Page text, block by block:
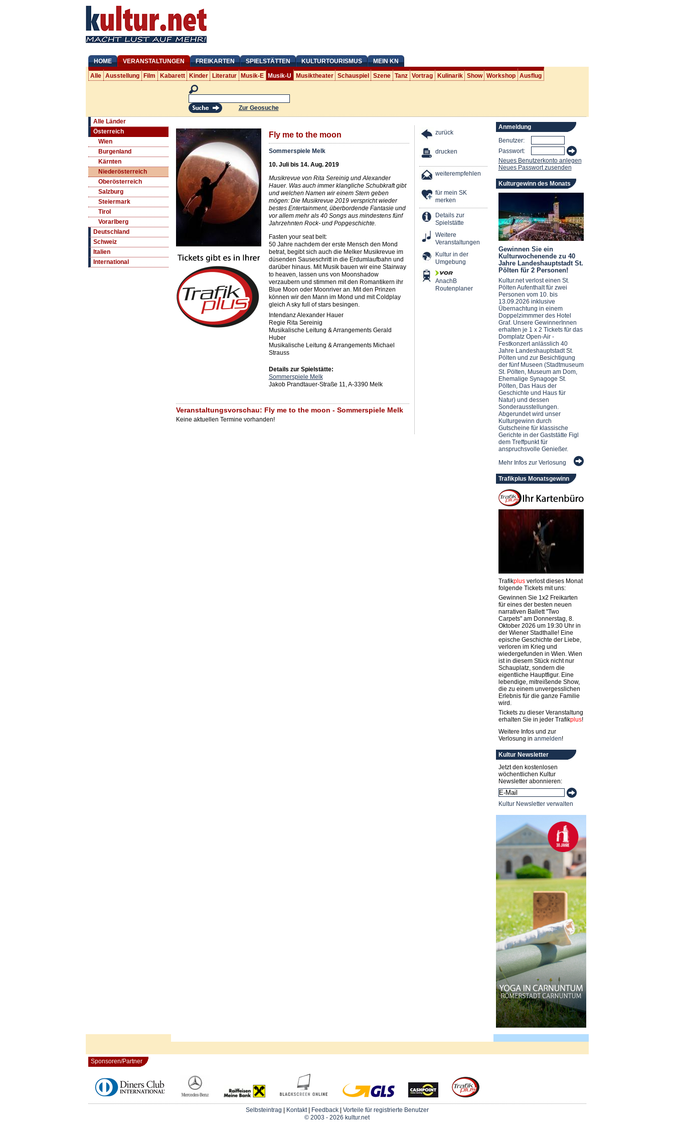
HOME VERANSTALTUNGEN FREIKARTEN SPIELSTÄTTEN KULTURTOURISMUS MEIN KN
Alle Ausstellung Film Kabarett Kinder Literatur Musik-E Musik-U Musiktheater Schauspiel Szene Tanz Vortrag Kulinarik Show Workshop Ausflug
Zur Geosuche
Alle Länder
Österreich
Wien
Burgenland
Kärnten
Niederösterreich
Oberösterreich
Salzburg
Steiermark
Tirol
Vorarlberg
Deutschland
Schweiz
Italien
International
Fly me to the moon
Sommerspiele Melk
10. Juli bis 14. Aug. 2019
Musikrevue von Rita Sereinig und Alexander
Hauer. Was auch immer klangliche Schubkraft gibt
und welchen Namen wir einem Stern geben
mögen: Die Musikrevue 2019 verspricht wieder
bestes Entertainment, überbordende Fantasie und
vor allem mehr als 40 Songs aus mindestens fünf
Jahrzehnten Rock- und Popgeschichte.
Fasten your seat belt:
50 Jahre nachdem der erste Mensch den Mond
betrat, begibt sich auch die Melker Musikrevue im
düsenden Sauseschritt in die Erdumlaufbahn und
darüber hinaus. Mit Musik bauen wir eine Stairway
to heaven, lassen uns von Moonshadow
verzaubern und stimmen mit den Romantikern ihr
Blue Moon oder Moonriver an. Mit den Prinzen
können wir den Mann im Mond und mit Coldplay
gleich A sky full of stars besingen.
Intendanz Alexander Hauer
Regie Rita Sereinig
Musikalische Leitung & Arrangements Gerald
Huber
Musikalische Leitung & Arrangements Michael
Strauss
Details zur Spielstätte:
Sommerspiele Melk
Jakob Prandtauer-Straße 11, A-3390 Melk
Veranstaltungsvorschau: Fly me to the moon - Sommerspiele Melk
Keine aktuellen Termine vorhanden!
zurück
drucken
weiterempfehlen
für mein SK
merken
Details zur
Spielstätte
Weitere
Veranstaltungen
Kultur in der
Umgebung
AnachB
Routenplaner
Anmeldung
Benutzer:
Passwort:
Neues Benutzerkonto anlegen
Neues Passwort zusenden
Kulturgewinn des Monats
Gewinnen Sie ein
Kulturwochenende zu 40
Jahre Landeshauptstadt St.
Pölten für 2 Personen!
Kultur.net verlost einen St.
Pölten Aufenthalt für zwei
Personen vom 10. bis
13.09.2026 inklusive
Übernachtung in einem
Doppelzimmmer des Hotel
Graf. Unsere GewinnerInnen
erhalten je 1 x 2 Tickets für das
Domplatz Open-Air -
Festkonzert anlässlich 40
Jahre Landeshauptstadt St.
Pölten und zur Besichtigung
der fünf Museen (Stadtmuseum
St. Pölten, Museum am Dom,
Ehemalige Synagoge St.
Pölten, Das Haus der
Geschichte und Haus für
Natur) und dessen
Sonderausstellungen.
Abgerundet wird unser
Kulturgewinn durch
Gutscheine für klassische
Gerichte in der Gaststätte Figl
dem Treffpunkt für
anspruchsvolle Genießer.
Mehr Infos zur Verlosung
Trafikplus Monatsgewinn
Trafikplusverlost dieses Monat
folgende Tickets mit uns:
Gewinnen Sie 1x2 Freikarten
für eines der besten neuen
narrativen Ballett "Two
Carpets" am Donnerstag, 8.
Oktober 2026 um 19:30 Uhr in
der Wiener Stadthalle! Eine
epische Geschichte der Liebe,
verloren im Krieg und
wiedergefunden in Wien. Wien
ist in diesem Stück nicht nur
Schauplatz, sondern die
eigentliche Hauptfigur. Eine
lebendige, mitreißende Show,
die zu einem unvergesslichen
Erlebnis für die ganze Familie
wird.
Tickets zu dieser Veranstaltung
erhalten Sie in jeder Trafikplus!
Weitere Infos und zur
Verlosung in anmelden!
Kultur Newsletter
Jetzt den kostenlosen
wöchentlichen Kultur
Newsletter abonnieren:
Kultur Newsletter verwalten
Sponsoren/Partner
Selbsteintrag Kontakt| Feedback| Vorteile für registrierte Benutzer
© 2003 - 2026 kultur.net